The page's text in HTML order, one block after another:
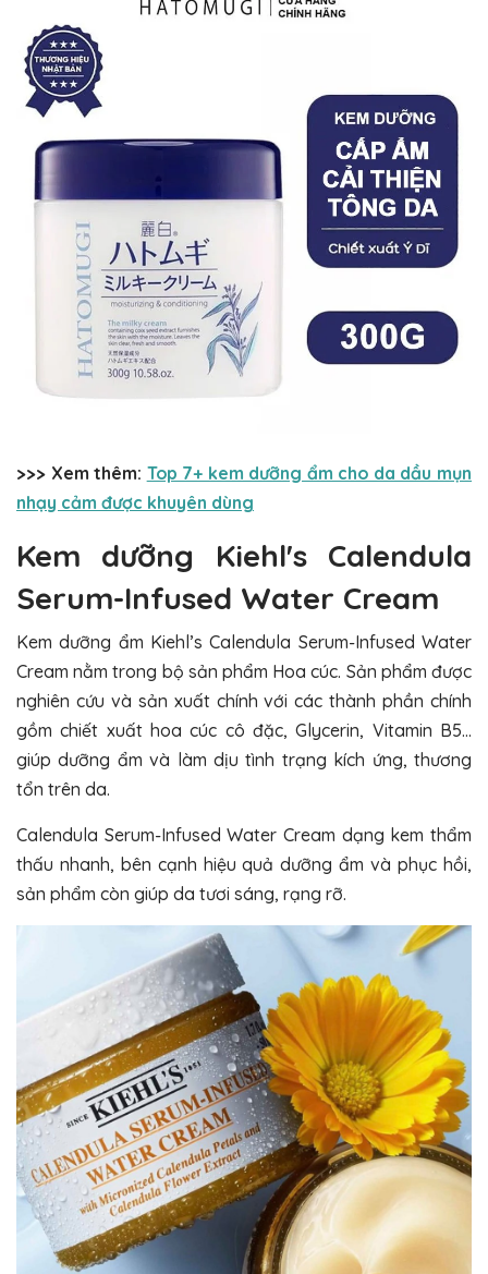
>>> Xem thêm: Top 7+ kem dưỡng ẩm cho da dầu mụn
nhạy cảm được khuyên dùng
Kem dưỡng Kiehl's Calendula
Serum-Infused Water Cream
Kem dưỡng ẩm Kiehl’s Calendula Serum-Infused Water
Cream nằm trong bộ sản phẩm Hoa cúc. Sản phẩm được
nghiên cứu và sản xuất chính với các thành phần chính
gồm chiết xuất hoa cúc cô đặc, Glycerin, Vitamin B5…
giúp dưỡng ẩm và làm dịu tình trạng kích ứng, thương
tổn trên da.
Calendula Serum-Infused Water Cream dạng kem thẩm
thấu nhanh, bên cạnh hiệu quả dưỡng ẩm và phục hồi,
sản phẩm còn giúp da tươi sáng, rạng rỡ.